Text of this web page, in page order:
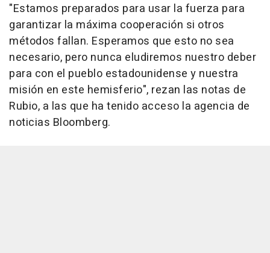
"Estamos preparados para usar la fuerza para
garantizar la máxima cooperación si otros
métodos fallan. Esperamos que esto no sea
necesario, pero nunca eludiremos nuestro deber
para con el pueblo estadounidense y nuestra
misión en este hemisferio", rezan las notas de
Rubio, a las que ha tenido acceso la agencia de
noticias Bloomberg.